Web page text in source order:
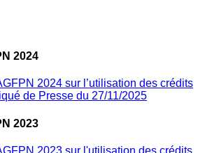
2024
2024 sur l’utilisation des crédits
de Presse du 27/11/2025
2023
2023 sur l'utilisation des crédits